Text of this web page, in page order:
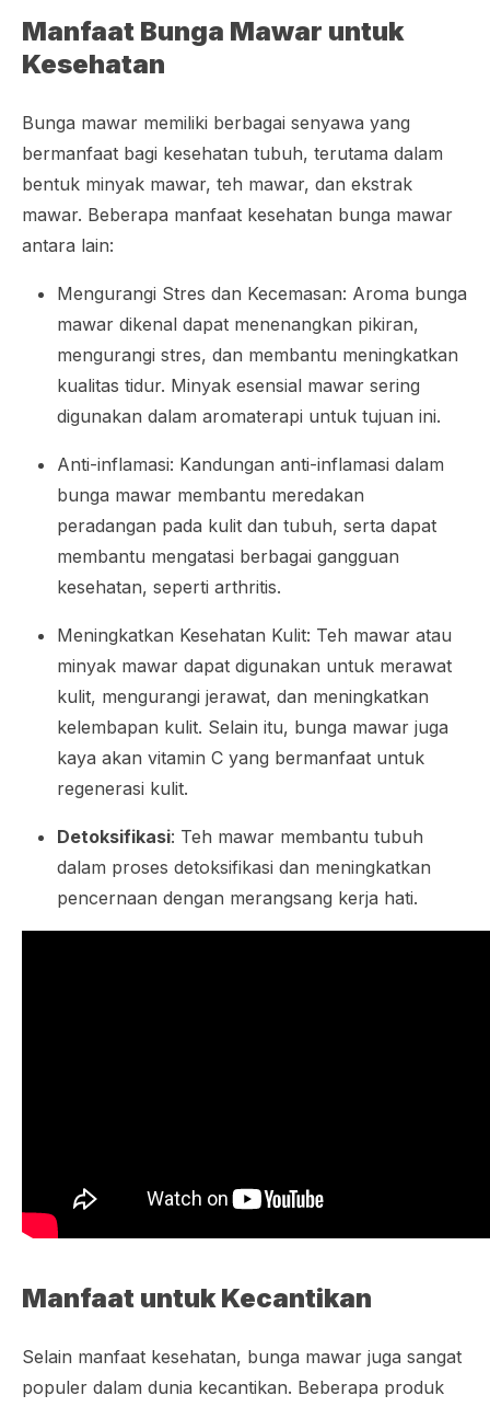
Manfaat Bunga Mawar untuk
Kesehatan
Bunga mawar memiliki berbagai senyawa yang
bermanfaat bagi kesehatan tubuh, terutama dalam
bentuk minyak mawar, teh mawar, dan ekstrak
mawar. Beberapa manfaat kesehatan bunga mawar
antara lain:
Mengurangi Stres dan Kecemasan: Aroma bunga
mawar dikenal dapat menenangkan pikiran,
mengurangi stres, dan membantu meningkatkan
kualitas tidur. Minyak esensial mawar sering
digunakan dalam aromaterapi untuk tujuan ini.
Anti-inflamasi: Kandungan anti-inflamasi dalam
bunga mawar membantu meredakan
peradangan pada kulit dan tubuh, serta dapat
membantu mengatasi berbagai gangguan
kesehatan, seperti arthritis.
Meningkatkan Kesehatan Kulit: Teh mawar atau
minyak mawar dapat digunakan untuk merawat
kulit, mengurangi jerawat, dan meningkatkan
kelembapan kulit. Selain itu, bunga mawar juga
kaya akan vitamin C yang bermanfaat untuk
regenerasi kulit.
Detoksifikasi: Teh mawar membantu tubuh
dalam proses detoksifikasi dan meningkatkan
pencernaan dengan merangsang kerja hati.
Manfaat untuk Kecantikan
Selain manfaat kesehatan, bunga mawar juga sangat
populer dalam dunia kecantikan. Beberapa produk